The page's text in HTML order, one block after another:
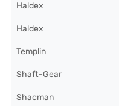
Haldex
Haldex
Templin
Shaft-Gear
Shacman